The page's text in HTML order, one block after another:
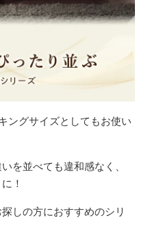
ングサイズとしてもお使い
を並べても違和感なく、
！
しの方におすすめのシリ